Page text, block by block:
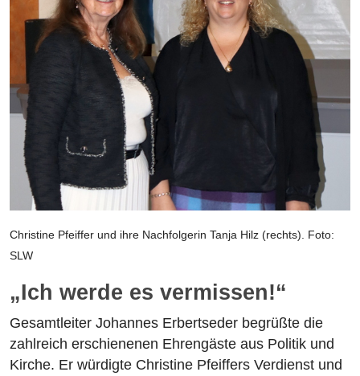
Christine Pfeiffer und ihre Nachfolgerin Tanja Hilz (rechts). Foto:
SLW
„Ich werde es vermissen!“
Gesamtleiter Johannes Erbertseder begrüßte die
zahlreich erschienenen Ehrengäste aus Politik und
Kirche. Er würdigte Christine Pfeiffers Verdienst und